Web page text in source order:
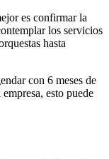
es confirmar la
los servicios
hasta
con 6 meses de
esto puede